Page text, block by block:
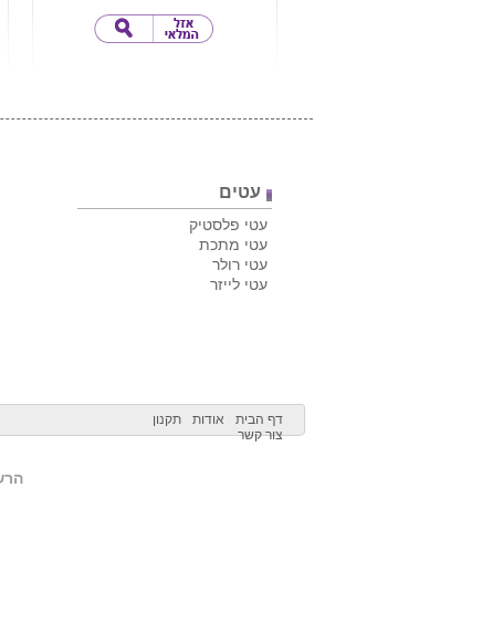
עטים
עטי פלסטיק
עטי מתכת
עטי רולר
עטי לייזר
דף הבית אודות
תקנון
צור קשר